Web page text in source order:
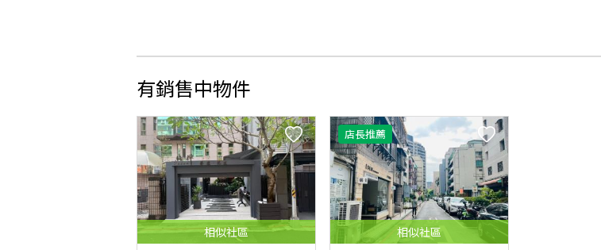
有銷售中物件
相似社區
店長推薦
相似社區